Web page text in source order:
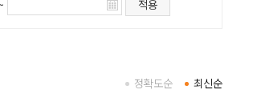
적용
최신순
정확도순